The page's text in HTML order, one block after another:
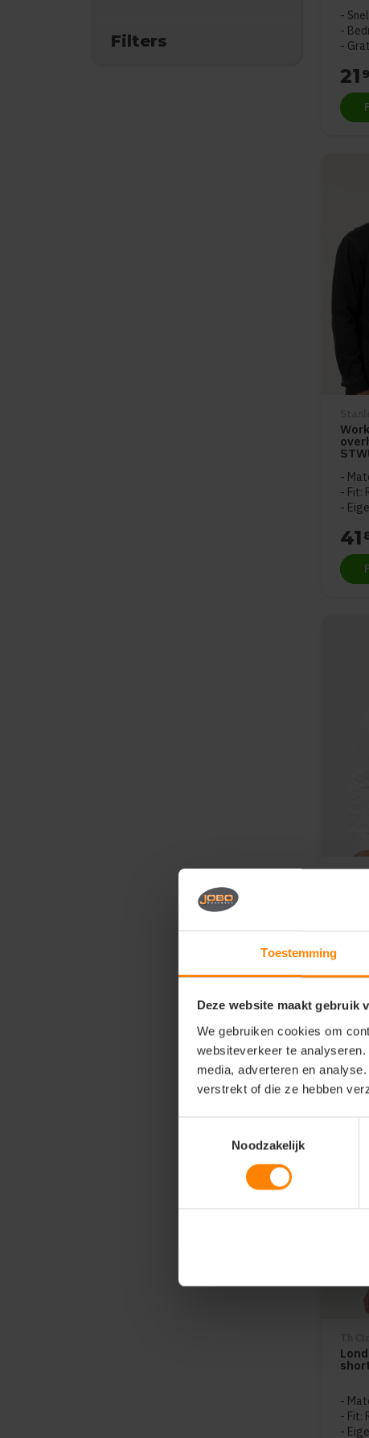
Toestemming
Deze website maakt gebruik
We gebruiken cookies om
websiteverkeer te
media, adverteren en
verstrekt of die ze hebben
Noodzakelijk
Filters
21
Fit:
41
34
Fit: